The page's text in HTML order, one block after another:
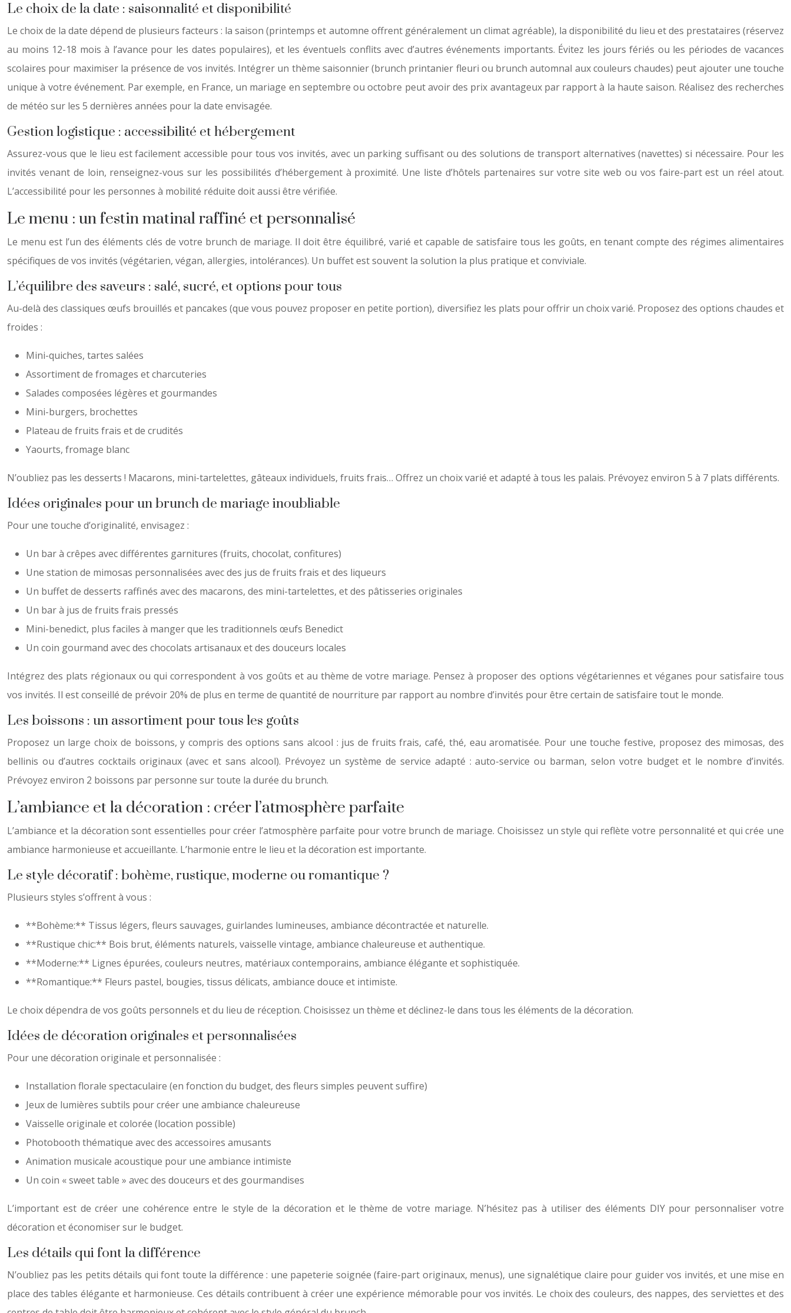
Le choix de la date : saisonnalité et disponibilité
Le choix de la date dépend de plusieurs facteurs : la saison (printemps et automne offrent généralement un climat agréable), la disponibilité du lieu et des prestataires (réservez
au moins 12-18 mois à l’avance pour les dates populaires), et les éventuels conflits avec d’autres événements importants. Évitez les jours fériés ou les périodes de vacances
scolaires pour maximiser la présence de vos invités. Intégrer un thème saisonnier (brunch printanier fleuri ou brunch automnal aux couleurs chaudes) peut ajouter une touche
unique à votre événement. Par exemple, en France, un mariage en septembre ou octobre peut avoir des prix avantageux par rapport à la haute saison. Réalisez des recherches
de météo sur les 5 dernières années pour la date envisagée.
Gestion logistique : accessibilité et hébergement
Assurez-vous que le lieu est facilement accessible pour tous vos invités, avec un parking suffisant ou des solutions de transport alternatives (navettes) si nécessaire. Pour les
invités venant de loin, renseignez-vous sur les possibilités d’hébergement à proximité. Une liste d’hôtels partenaires sur votre site web ou vos faire-part est un réel atout.
L’accessibilité pour les personnes à mobilité réduite doit aussi être vérifiée.
Le menu : un festin matinal raffiné et personnalisé
Le menu est l’un des éléments clés de votre brunch de mariage. Il doit être équilibré, varié et capable de satisfaire tous les goûts, en tenant compte des régimes alimentaires
spécifiques de vos invités (végétarien, végan, allergies, intolérances). Un buffet est souvent la solution la plus pratique et conviviale.
L’équilibre des saveurs : salé, sucré, et options pour tous
Au-delà des classiques œufs brouillés et pancakes (que vous pouvez proposer en petite portion), diversifiez les plats pour offrir un choix varié. Proposez des options chaudes et
froides :
Mini-quiches, tartes salées
Assortiment de fromages et charcuteries
Salades composées légères et gourmandes
Mini-burgers, brochettes
Plateau de fruits frais et de crudités
Yaourts, fromage blanc
N’oubliez pas les desserts ! Macarons, mini-tartelettes, gâteaux individuels, fruits frais… Offrez un choix varié et adapté à tous les palais. Prévoyez environ 5 à 7 plats différents.
Idées originales pour un brunch de mariage inoubliable
Pour une touche d’originalité, envisagez :
Un bar à crêpes avec différentes garnitures (fruits, chocolat, confitures)
Une station de mimosas personnalisées avec des jus de fruits frais et des liqueurs
Un buffet de desserts raffinés avec des macarons, des mini-tartelettes, et des pâtisseries originales
Un bar à jus de fruits frais pressés
Mini-benedict, plus faciles à manger que les traditionnels œufs Benedict
Un coin gourmand avec des chocolats artisanaux et des douceurs locales
Intégrez des plats régionaux ou qui correspondent à vos goûts et au thème de votre mariage. Pensez à proposer des options végétariennes et véganes pour satisfaire tous
vos invités. Il est conseillé de prévoir 20% de plus en terme de quantité de nourriture par rapport au nombre d’invités pour être certain de satisfaire tout le monde.
Les boissons : un assortiment pour tous les goûts
Proposez un large choix de boissons, y compris des options sans alcool : jus de fruits frais, café, thé, eau aromatisée. Pour une touche festive, proposez des mimosas, des
bellinis ou d’autres cocktails originaux (avec et sans alcool). Prévoyez un système de service adapté : auto-service ou barman, selon votre budget et le nombre d’invités.
Prévoyez environ 2 boissons par personne sur toute la durée du brunch.
L’ambiance et la décoration : créer l’atmosphère parfaite
L’ambiance et la décoration sont essentielles pour créer l’atmosphère parfaite pour votre brunch de mariage. Choisissez un style qui reflète votre personnalité et qui crée une
ambiance harmonieuse et accueillante. L’harmonie entre le lieu et la décoration est importante.
Le style décoratif : bohème, rustique, moderne ou romantique ?
Plusieurs styles s’offrent à vous :
**Bohème:** Tissus légers, fleurs sauvages, guirlandes lumineuses, ambiance décontractée et naturelle.
**Rustique chic:** Bois brut, éléments naturels, vaisselle vintage, ambiance chaleureuse et authentique.
**Moderne:** Lignes épurées, couleurs neutres, matériaux contemporains, ambiance élégante et sophistiquée.
**Romantique:** Fleurs pastel, bougies, tissus délicats, ambiance douce et intimiste.
Le choix dépendra de vos goûts personnels et du lieu de réception. Choisissez un thème et déclinez-le dans tous les éléments de la décoration.
Idées de décoration originales et personnalisées
Pour une décoration originale et personnalisée :
Installation florale spectaculaire (en fonction du budget, des fleurs simples peuvent suffire)
Jeux de lumières subtils pour créer une ambiance chaleureuse
Vaisselle originale et colorée (location possible)
Photobooth thématique avec des accessoires amusants
Animation musicale acoustique pour une ambiance intimiste
Un coin « sweet table » avec des douceurs et des gourmandises
L’important est de créer une cohérence entre le style de la décoration et le thème de votre mariage. N’hésitez pas à utiliser des éléments DIY pour personnaliser votre
décoration et économiser sur le budget.
Les détails qui font la différence
N’oubliez pas les petits détails qui font toute la différence : une papeterie soignée (faire-part originaux, menus), une signalétique claire pour guider vos invités, et une mise en
place des tables élégante et harmonieuse. Ces détails contribuent à créer une expérience mémorable pour vos invités. Le choix des couleurs, des nappes, des serviettes et des